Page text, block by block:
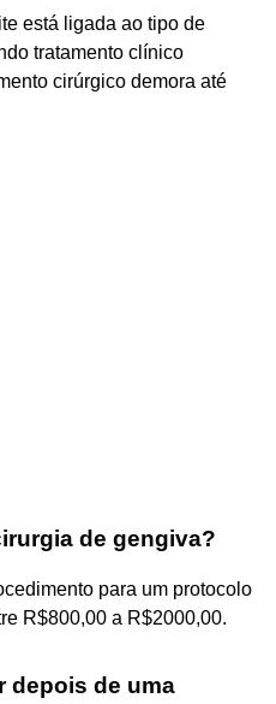
está ligada ao tipo de
tratamento clínico
cirúrgico demora até
de gengiva?
para um protocolo
R$800,00 a R$2000,00.
depois de uma